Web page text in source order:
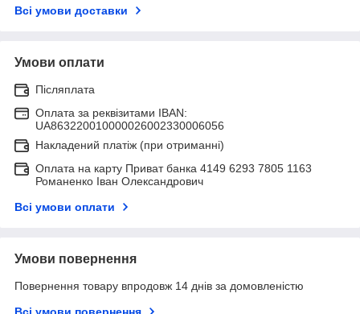
Всі умови доставки
Умови оплати
Післяплата
Оплата за реквізитами IBAN:
UA863220010000026002330006056
Накладений платіж (при отриманні)
Оплата на карту Приват банка 4149 6293 7805 1163
Романенко Іван Олександрович
Всі умови оплати
Умови повернення
Повернення товару впродовж 14 днів за домовленістю
Всі умови повернення